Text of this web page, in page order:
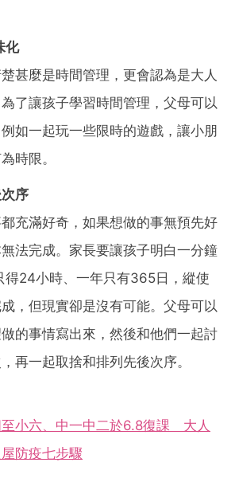
化
甚麼是時間管理，更會認為是大人
了讓孩子學習時間管理，父母可以
如一起玩一些限時的遊戲，讓小朋
時限。
序
充滿好奇，如果想做的事無預先好
法完成。家長要讓孩子明白一分鐘
得24小時、一年只有365日，縱使
，但現實卻是沒有可能。父母可以
的事情寫出來，然後和他們一起討
再一起取捨和排列先後次序。
至小六、中一中二於6.8復課 大人
防疫七步驟